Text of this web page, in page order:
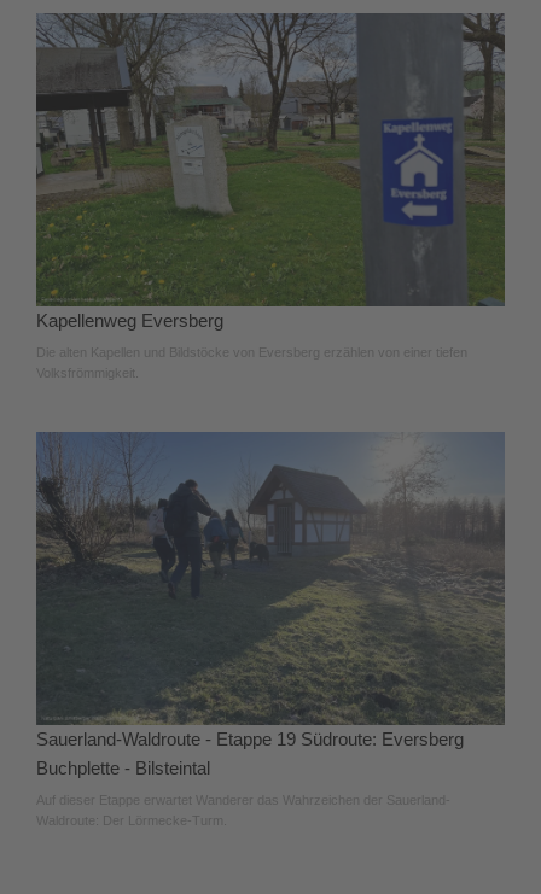
Kapellenweg Eversberg
Die alten Kapellen und Bildstöcke von Eversberg erzählen von einer tiefen
Volksfrömmigkeit.
Sauerland-Waldroute - Etappe 19 Südroute: Eversberg
Buchplette - Bilsteintal
Auf dieser Etappe erwartet Wanderer das Wahrzeichen der Sauerland-
Waldroute: Der Lörmecke-Turm.